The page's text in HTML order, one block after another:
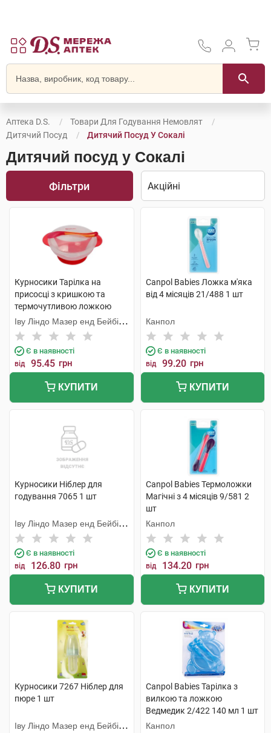
Аптека D.S.
Товари Для Годування Немовлят
Дитячий Посуд
Дитячий Посуд У Сокалі
Дитячий посуд у Сокалі
Фільтри
Курносики Тарілка на
присосці з кришкою та
термочутливою ложкою
7055 1 шт
Іву Ліндо Мазер енд Бейбі
Продактс
Є в наявності
від 95.45 грн
КУПИТИ
Canpol Babies Ложка м'яка
від 4 місяців 21/488 1 шт
Канпол
Є в наявності
від 99.20 грн
КУПИТИ
Курносики Ніблер для
годування 7065 1 шт
Іву Ліндо Мазер енд Бейбі
Продактс
Є в наявності
від 126.80 грн
КУПИТИ
Canpol Babies Термоложки
Магічні з 4 місяців 9/581 2
шт
Канпол
Є в наявності
від 134.20 грн
КУПИТИ
Курносики 7267 Ніблер для
пюре 1 шт
Іву Ліндо Мазер енд Бейбі
Canpol Babies Тарілка з
вилкою та ложкою
Ведмедик 2/422 140 мл 1 шт
Канпол